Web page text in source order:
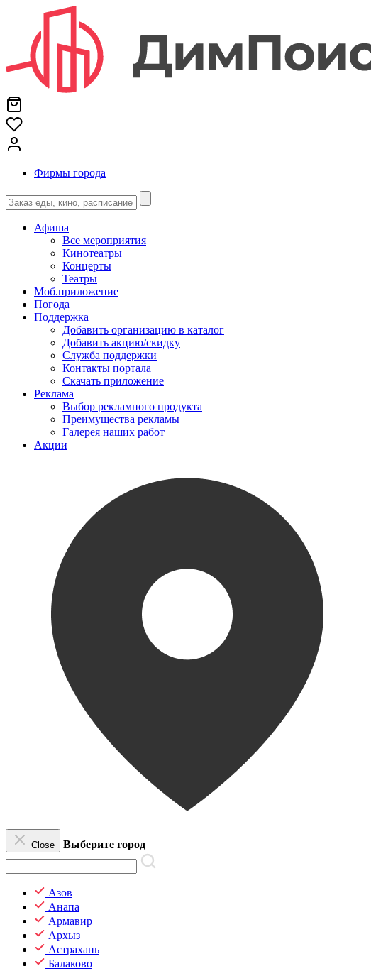
Фирмы города
Афиша
Все мероприятия
Кинотеатры
Концерты
Театры
Моб.приложение
Погода
Поддержка
Добавить организацию в каталог
Добавить акцию/скидку
Служба поддержки
Контакты портала
Скачать приложение
Реклама
Выбор рекламного продукта
Преимущества рекламы
Галерея наших работ
Акции
Close Выберите город
Азов
Анапа
Армавир
Архыз
Астрахань
Балаково